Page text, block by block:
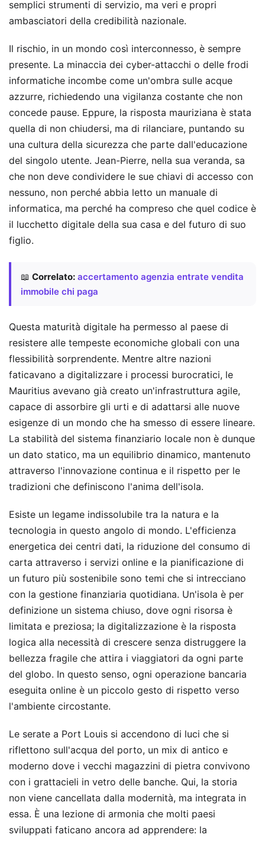
semplici strumenti di servizio, ma veri e propri
ambasciatori della credibilità nazionale.
Il rischio, in un mondo così interconnesso, è sempre
presente. La minaccia dei cyber-attacchi o delle frodi
informatiche incombe come un'ombra sulle acque
azzurre, richiedendo una vigilanza costante che non
concede pause. Eppure, la risposta mauriziana è stata
quella di non chiudersi, ma di rilanciare, puntando su
una cultura della sicurezza che parte dall'educazione
del singolo utente. Jean-Pierre, nella sua veranda, sa
che non deve condividere le sue chiavi di accesso con
nessuno, non perché abbia letto un manuale di
informatica, ma perché ha compreso che quel codice è
il lucchetto digitale della sua casa e del futuro di suo
figlio.
📖 Correlato: accertamento agenzia entrate vendita
immobile chi paga
Questa maturità digitale ha permesso al paese di
resistere alle tempeste economiche globali con una
flessibilità sorprendente. Mentre altre nazioni
faticavano a digitalizzare i processi burocratici, le
Mauritius avevano già creato un'infrastruttura agile,
capace di assorbire gli urti e di adattarsi alle nuove
esigenze di un mondo che ha smesso di essere lineare.
La stabilità del sistema finanziario locale non è dunque
un dato statico, ma un equilibrio dinamico, mantenuto
attraverso l'innovazione continua e il rispetto per le
tradizioni che definiscono l'anima dell'isola.
Esiste un legame indissolubile tra la natura e la
tecnologia in questo angolo di mondo. L'efficienza
energetica dei centri dati, la riduzione del consumo di
carta attraverso i servizi online e la pianificazione di
un futuro più sostenibile sono temi che si intrecciano
con la gestione finanziaria quotidiana. Un'isola è per
definizione un sistema chiuso, dove ogni risorsa è
limitata e preziosa; la digitalizzazione è la risposta
logica alla necessità di crescere senza distruggere la
bellezza fragile che attira i viaggiatori da ogni parte
del globo. In questo senso, ogni operazione bancaria
eseguita online è un piccolo gesto di rispetto verso
l'ambiente circostante.
Le serate a Port Louis si accendono di luci che si
riflettono sull'acqua del porto, un mix di antico e
moderno dove i vecchi magazzini di pietra convivono
con i grattacieli in vetro delle banche. Qui, la storia
non viene cancellata dalla modernità, ma integrata in
essa. È una lezione di armonia che molti paesi
sviluppati faticano ancora ad apprendere: la